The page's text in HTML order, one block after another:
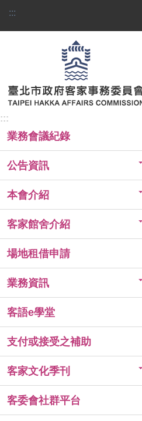
跳到主要內容區塊
:::
:::
業務會議紀錄
公告資訊
本會介紹
客家館舍介紹
場地租借申請
業務資訊
客語e學堂
支付或接受之補助
客家文化季刊
客委會社群平台